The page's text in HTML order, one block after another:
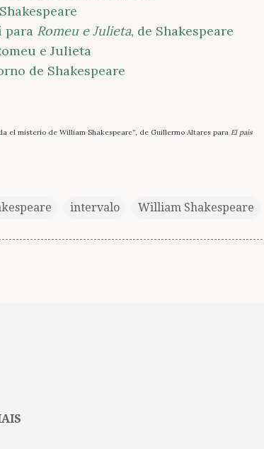
para Romeu e Julieta, de Shakespeare
e Julieta
de Shakespeare
el misterio de William Shakespeare”, de Guillermo Altares para El país
intervalo William Shakespeare